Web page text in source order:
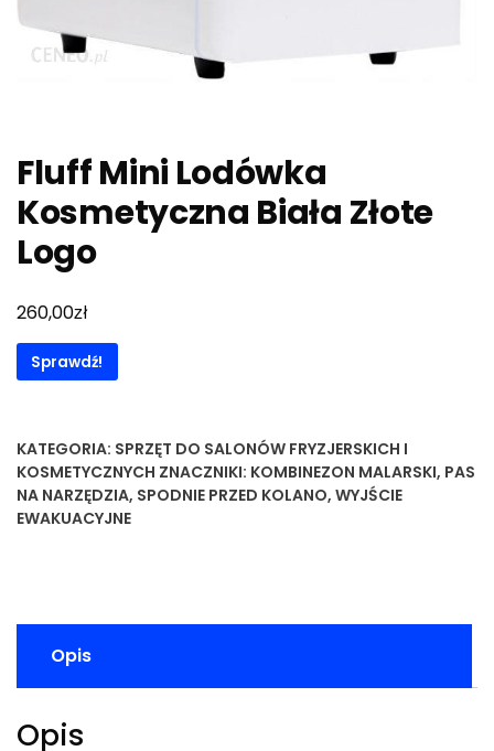
Fluff Mini Lodówka
Kosmetyczna Biała Złote
Logo
260,00zł
Sprawdź!
KATEGORIA: SPRZĘT DO SALONÓW FRYZJERSKICH I
KOSMETYCZNYCH ZNACZNIKI: KOMBINEZON MALARSKI, PAS
NA NARZĘDZIA, SPODNIE PRZED KOLANO, WYJŚCIE
EWAKUACYJNE
Opis
Opis